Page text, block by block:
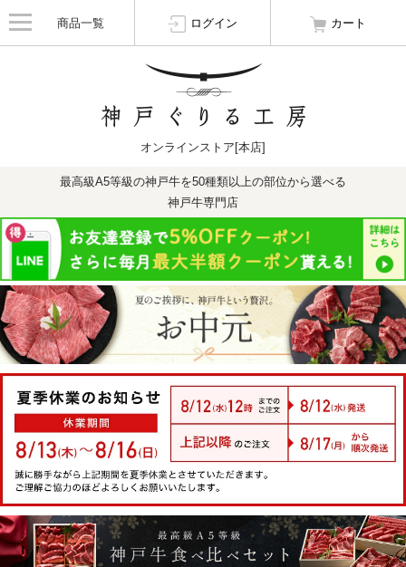
商品一覧 ログイン カート
オンラインストア[本店]
最高級A5等級の神戸牛を50種類以上の部位から選べる
神戸牛専門店